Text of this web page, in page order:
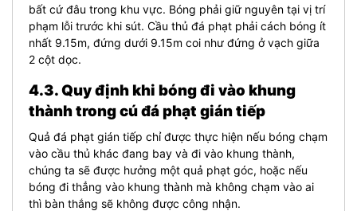
bất cứ đâu trong khu vực. Bóng phải giữ nguyên tại vị trí
phạm lỗi trước khi sút. Cầu thủ đá phạt phải cách bóng ít
nhất 9.15m, đứng dưới 9.15m coi như đứng ở vạch giữa
2 cột dọc.
4.3. Quy định khi bóng đi vào khung
thành trong cú đá phạt gián tiếp
Quả đá phạt gián tiếp chỉ được thực hiện nếu bóng chạm
vào cầu thủ khác đang bay và đi vào khung thành,
chúng ta sẽ được hưởng một quả phạt góc, hoặc nếu
bóng đi thẳng vào khung thành mà không chạm vào ai
thì bàn thắng sẽ không được công nhận.